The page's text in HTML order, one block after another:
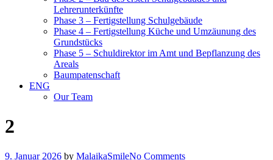
Lehrerunterkünfte
Phase 3 – Fertigstellung Schulgebäude
Phase 4 – Fertigstellung Küche und Umzäunung des
Grundstücks
Phase 5 – Schuldirektor im Amt und Bepflanzung des
Areals
Baumpatenschaft
ENG
Our Team
2
9. Januar 2026 by MalaikaSmileNo Comments